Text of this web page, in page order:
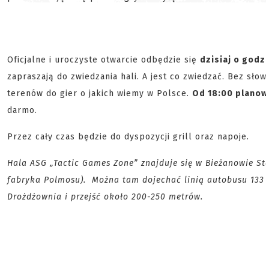
Oficjalne i uroczyste otwarcie odbędzie się dzisiaj o
zapraszają do zwiedzania hali. A jest co zwiedzać. Bez
terenów do gier o jakich wiemy w Polsce. Od 18:00
darmo.
Przez cały czas będzie do dyspozycji grill oraz napoje.
Hala ASG „Tactic Games Zone” znajduje się w Bieżanowie
fabryka Polmosu). Można tam dojechać linią autobusu
Drożdżownia i przejść około 200-250 metrów.